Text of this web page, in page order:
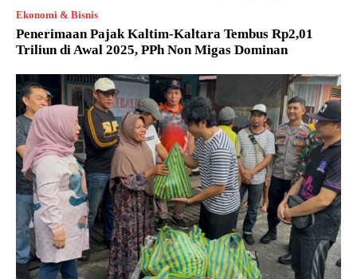
Ekonomi & Bisnis
Penerimaan Pajak Kaltim-Kaltara Tembus Rp2,01
Triliun di Awal 2025, PPh Non Migas Dominan